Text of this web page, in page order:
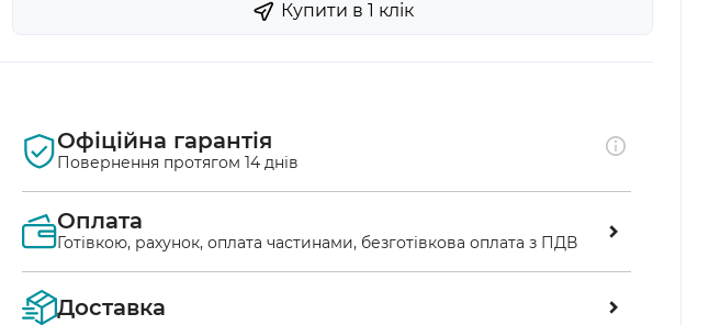
Купити в 1 клiк
Офіційна гарантія
Повернення протягом 14 днів
Оплата
Готівкою, рахунок, оплата частинами, безготівкова оплата з ПДВ
Ви маєте можливість перевірити замовлення перед оплатою
Доставка